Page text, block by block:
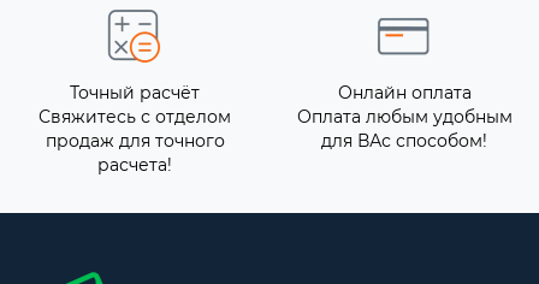
Точный расчёт
Свяжитесь с отделом
продаж для точного
расчета!
Онлайн оплата
Оплата любым удобным
для ВАс способом!